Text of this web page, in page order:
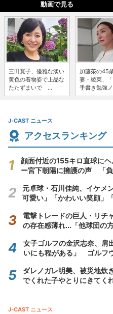
動画で見る
三田寛子、優雅な淡い
黄色の着物姿で上品な
たたずまいで ...
加藤茶の45
妻・綾菜、「
手書き勉強
J-CAST ニュース
アクセスランキング
顔面付近の155キロ直球に
ー宮下朝陽に擁護の声 「
元卓球・石川佳純、イケ
可愛い」「かわいい笑顔」
電撃トレードの巨人・リチ
の存在感薄れ...「他球団の
女子ゴルフの金沢志奈、肩
いにも程がある」 ゴルフ
ダレノガレ明美、被災地炊
でくれた子やとりにきてく
J-CAST ニュース